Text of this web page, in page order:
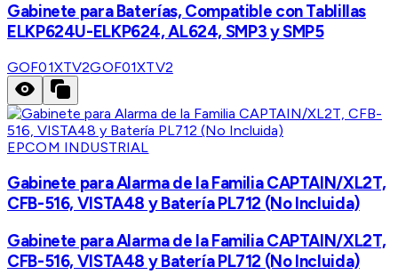
Gabinete para Baterías, Compatible con Tablillas
ELKP624U-ELKP624, AL624, SMP3 y SMP5
GOF01XTV2GOF01XTV2
EPCOM INDUSTRIAL
Gabinete para Alarma de la Familia CAPTAIN/XL2T,
CFB-516, VISTA48 y Batería PL712 (No Incluida)
Gabinete para Alarma de la Familia CAPTAIN/XL2T,
CFB-516, VISTA48 y Batería PL712 (No Incluida)